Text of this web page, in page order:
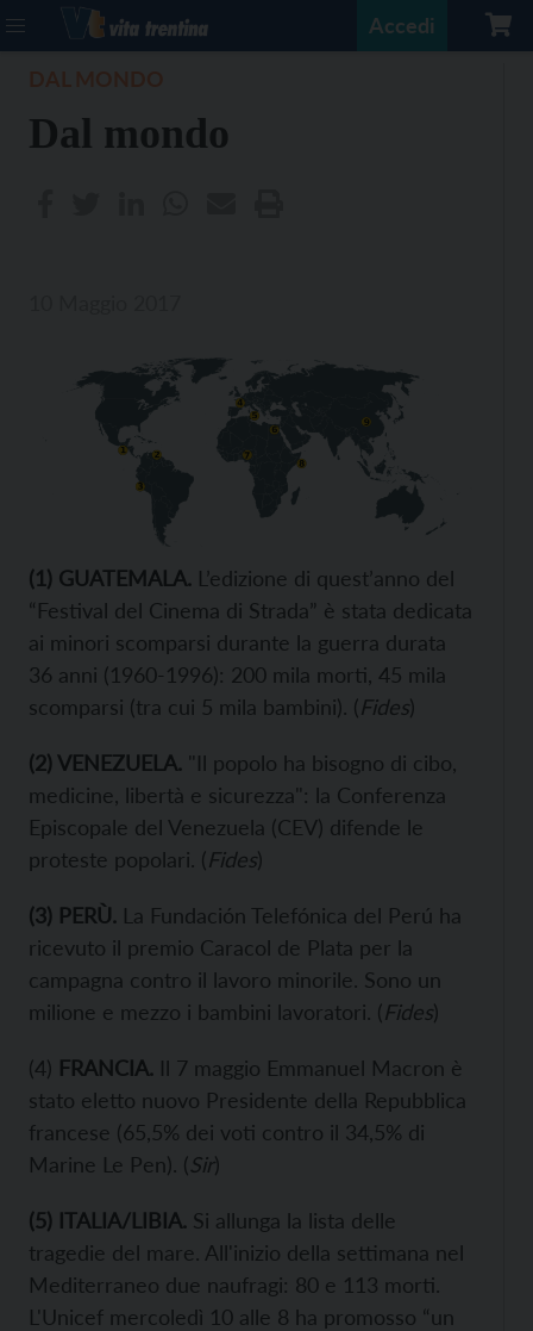
Accedi
Dal mondo
(1) GUATEMALA. L’edizione di quest’anno del
“Festival del Cinema di Strada” è stata dedicata
ai minori scomparsi durante la guerra durata
36 anni (1960-1996): 200 mila morti, 45 mila
scomparsi (tra cui 5 mila bambini). (Fides)
(2) VENEZUELA. "Il popolo ha bisogno di cibo,
medicine, libertà e sicurezza": la Conferenza
Episcopale del Venezuela (CEV) difende le
proteste popolari. (Fides)
(3) PERÙ. La Fundación Telefónica del Perú ha
ricevuto il premio Caracol de Plata per la
campagna contro il lavoro minorile. Sono un
milione e mezzo i bambini lavoratori. (Fides)
(4) FRANCIA. Il 7 maggio Emmanuel Macron è
stato eletto nuovo Presidente della Repubblica
francese (65,5% dei voti contro il 34,5% di
Marine Le Pen). (Sir)
(5) ITALIA/LIBIA. Si allunga la lista delle
tragedie del mare. All'inizio della settimana nel
Mediterraneo due naufragi: 80 e 113 morti.
L'Unicef mercoledì 10 alle 8 ha promosso “un